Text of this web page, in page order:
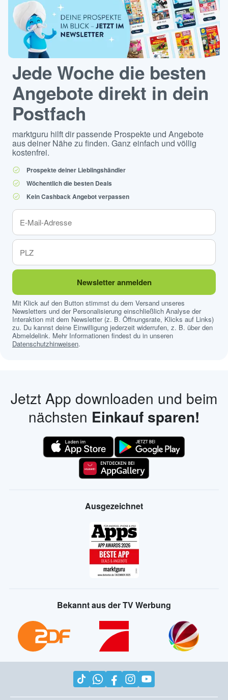
Jede Woche die besten
Angebote direkt in dein
Postfach
marktguru hilft dir passende Prospekte und Angebote
aus deiner Nähe zu finden. Ganz einfach und völlig
kostenfrei.
Prospekte deiner Lieblingshändler
Wöchentlich die besten Deals
Kein Cashback Angebot verpassen
Newsletter anmelden
Mit Klick auf den Button stimmst du dem Versand unseres
Newsletters und der Personalisierung einschließlich Analyse der
Interaktion mit dem Newsletter (z. B. Öffnungsrate, Klicks auf Links)
zu. Du kannst deine Einwilligung jederzeit widerrufen, z. B. über den
Abmeldelink. Mehr Informationen findest du in unseren
Datenschutzhinweisen.
Jetzt App downloaden und beim
nächsten Einkauf sparen!
Ausgezeichnet
Bekannt aus der TV Werbung